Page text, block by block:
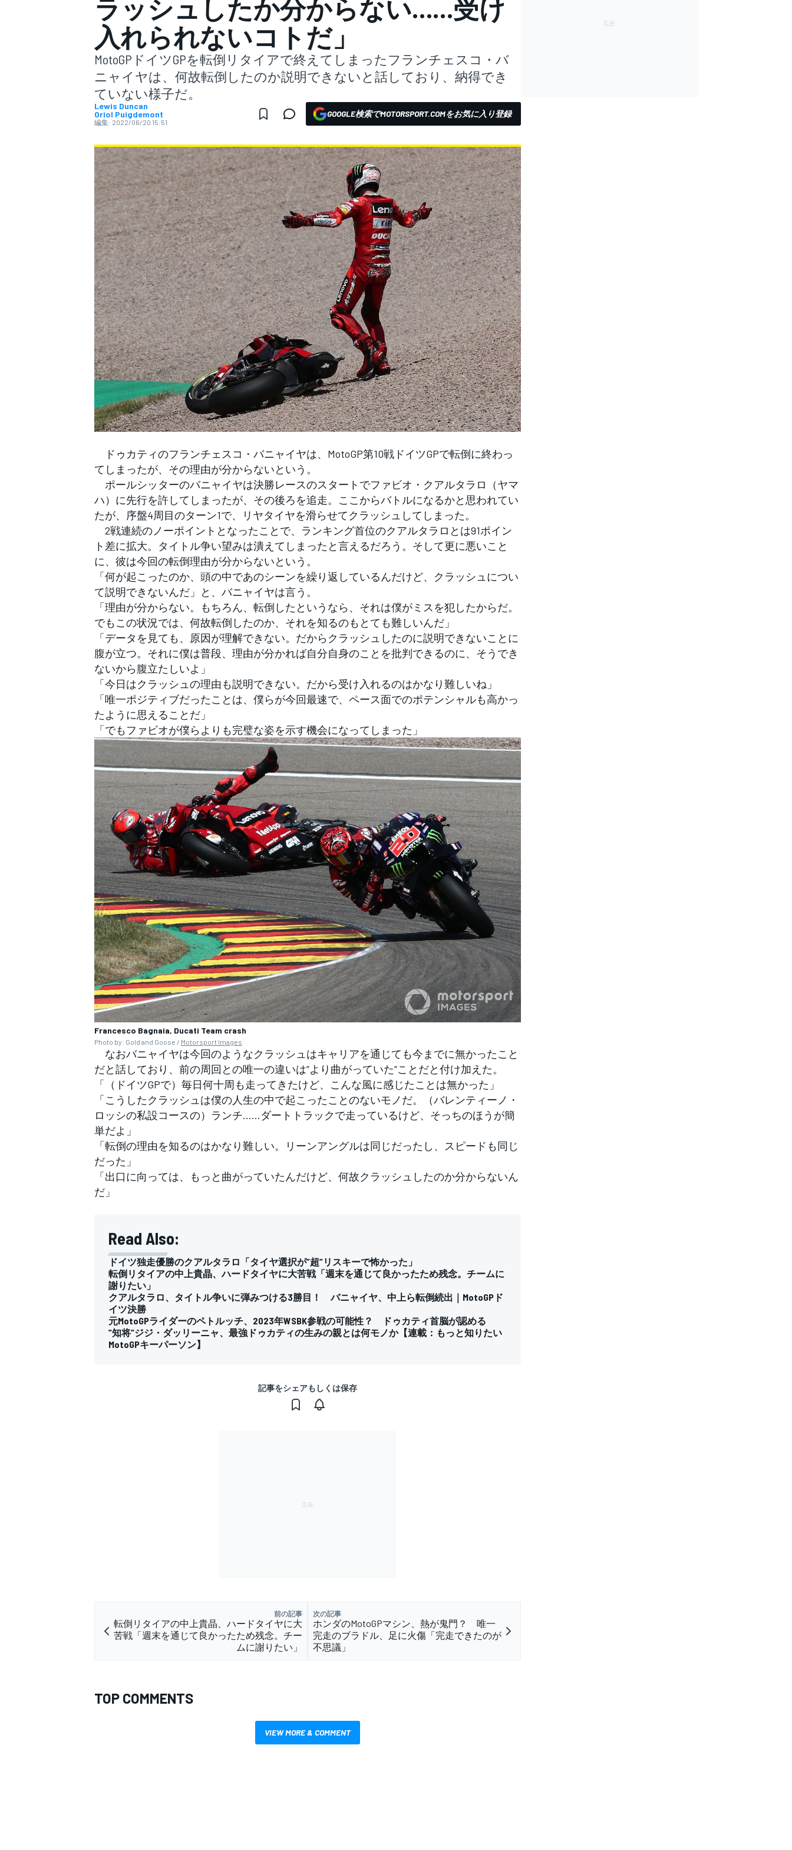
スーパーフォーミュラ
スーパーGT
WEC
フォーミュラE
すべてのカテゴリー
ラッシュしたか分からない……受け
入れられないコトだ」
MotoGPドイツGPを転倒リタイアで終えてしまったフランチェスコ・バ
ニャイヤは、何故転倒したのか説明できないと話しており、納得でき
ていない様子だ。
Lewis Duncan
Oriol Puigdemont
編集: 2022/06/20 15:51
GOOGLE検索でMOTORSPORT.COMをお気に入り登録
ドゥカティのフランチェスコ・バニャイヤは、MotoGP第10戦ドイツGPで転倒に終わっ
てしまったが、その理由が分からないという。
ポールシッターのバニャイヤは決勝レースのスタートでファビオ・クアルタラロ（ヤマ
ハ）に先行を許してしまったが、その後ろを追走。ここからバトルになるかと思われてい
たが、序盤4周目のターン1で、リヤタイヤを滑らせてクラッシュしてしまった。
2戦連続のノーポイントとなったことで、ランキング首位のクアルタラロとは91ポイン
ト差に拡大。タイトル争い望みは潰えてしまったと言えるだろう。そして更に悪いこと
に、彼は今回の転倒理由が分からないという。
「何が起こったのか、頭の中であのシーンを繰り返しているんだけど、クラッシュについ
て説明できないんだ」と、バニャイヤは言う。
「理由が分からない。もちろん、転倒したというなら、それは僕がミスを犯したからだ。
でもこの状況では、何故転倒したのか、それを知るのもとても難しいんだ」
「データを見ても、原因が理解できない。だからクラッシュしたのに説明できないことに
腹が立つ。それに僕は普段、理由が分かれば自分自身のことを批判できるのに、そうでき
ないから腹立たしいよ」
「今日はクラッシュの理由も説明できない。だから受け入れるのはかなり難しいね」
「唯一ポジティブだったことは、僕らが今回最速で、ペース面でのポテンシャルも高かっ
たように思えることだ」
「でもファビオが僕らよりも完璧な姿を示す機会になってしまった」
Francesco Bagnaia, Ducati Team crash
Photo by: Gold and Goose / Motorsport Images
なおバニャイヤは今回のようなクラッシュはキャリアを通じても今までに無かったこと
だと話しており、前の周回との唯一の違いは”より曲がっていた”ことだと付け加えた。
「（ドイツGPで）毎日何十周も走ってきたけど、こんな風に感じたことは無かった」
「こうしたクラッシュは僕の人生の中で起こったことのないモノだ。（バレンティーノ・
ロッシの私設コースの）ランチ……ダートトラックで走っているけど、そっちのほうが簡
単だよ」
「転倒の理由を知るのはかなり難しい。リーンアングルは同じだったし、スピードも同じ
だった」
「出口に向っては、もっと曲がっていたんだけど、何故クラッシュしたのか分からないん
だ」
Read Also:
ドイツ独走優勝のクアルタラロ「タイヤ選択が”超”リスキーで怖かった」
転倒リタイアの中上貴晶、ハードタイヤに大苦戦「週末を通じて良かったため残念。チームに
謝りたい」
クアルタラロ、タイトル争いに弾みつける3勝目！ バニャイヤ、中上ら転倒続出｜MotoGPド
イツ決勝
元MotoGPライダーのペトルッチ、2023年WSBK参戦の可能性？ ドゥカティ首脳が認める
”知将”ジジ・ダッリーニャ、最強ドゥカティの生みの親とは何モノか【連載：もっと知りたい
MotoGPキーパーソン】
記事をシェアもしくは保存
前の記事
転倒リタイアの中上貴晶、ハードタイヤに大
苦戦「週末を通じて良かったため残念。チー
ムに謝りたい」
次の記事
ホンダのMotoGPマシン、熱が鬼門？ 唯一
完走のブラドル、足に火傷「完走できたのが
不思議」
TOP COMMENTS
VIEW MORE & COMMENT